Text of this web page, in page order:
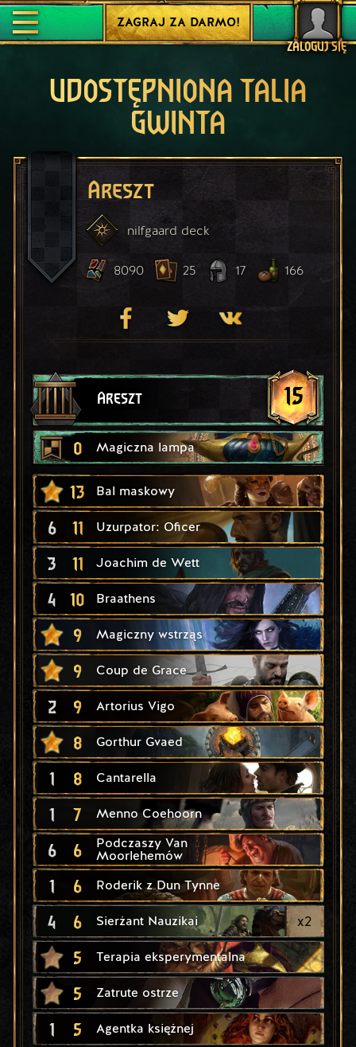
ZALOGUJ SIĘ
ZAGRAJ ZA DARMO!
UDOSTĘPNIONA TALIA
GWINTA
Areszt
nilfgaard deck
8090 25 17 166
Areszt 15
0 Magiczna lampa
13 Bal maskowy
6 11 Uzurpator: Oficer
3 11 Joachim de Wett
4 10 Braathens
9 Magiczny wstrząs
9 Coup de Grace
2 9 Artorius Vigo
8 Gorthur Gvaed
1 8 Cantarella
1 7 Menno Coehoorn
6 6
Podczaszy Van
Moorlehemów
1 6 Roderik z Dun Tynne
4 6 Sierżant Nauzikai x2
5 Terapia eksperymentalna
5 Zatrute ostrze
1 5 Agentka księżnej